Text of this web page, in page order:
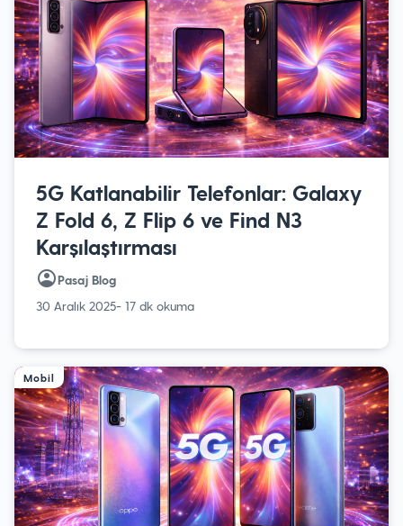
5G Katlanabilir Telefonlar: Galaxy
Z Fold 6, Z Flip 6 ve Find N3
Karşılaştırması
Pasaj Blog
30 Aralık 2025- 17 dk okuma
Mobil